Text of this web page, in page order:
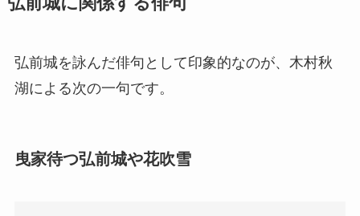
弘前城を詠んだ俳句として印象的なのが、木村秋
湖による次の一句です。
曳家待つ弘前城や花吹雪